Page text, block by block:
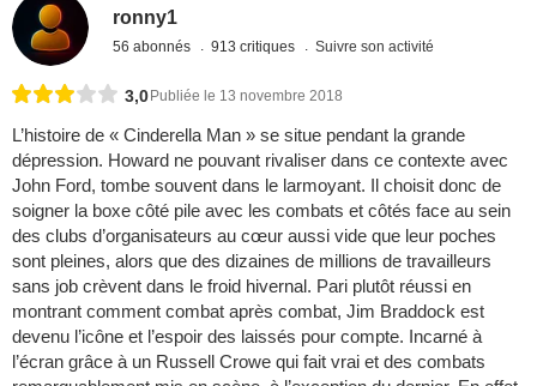
ronny1
56 abonnés 913 critiques Suivre son activité
3,0 Publiée le 13 novembre 2018
L’histoire de « Cinderella Man » se situe pendant la grande
dépression. Howard ne pouvant rivaliser dans ce contexte avec
John Ford, tombe souvent dans le larmoyant. Il choisit donc de
soigner la boxe côté pile avec les combats et côtés face au sein
des clubs d’organisateurs au cœur aussi vide que leur poches
sont pleines, alors que des dizaines de millions de travailleurs
sans job crèvent dans le froid hivernal. Pari plutôt réussi en
montrant comment combat après combat, Jim Braddock est
devenu l’icône et l’espoir des laissés pour compte. Incarné à
l’écran grâce à un Russell Crowe qui fait vrai et des combats